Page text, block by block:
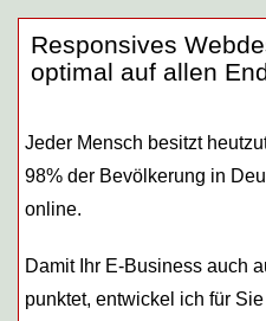
Responsives
optimal auf allen
Jeder Mensch besitzt
98% der Bevölkerung in
online.
Damit Ihr E-Business auch
punktet, entwickel ich für